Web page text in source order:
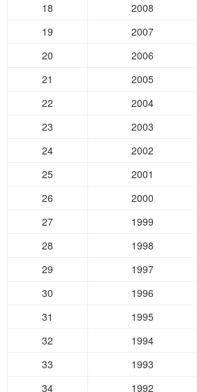
18
2008
19
2007
20
2006
21
2005
22
2004
23
2003
24
2002
25
2001
26
2000
27
1999
28
1998
29
1997
30
1996
31
1995
32
1994
33
1993
34
1992